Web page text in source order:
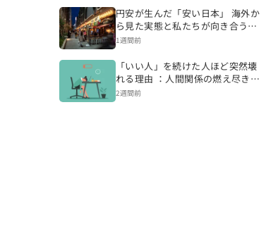
円安が生んだ「安い日本」 海外か
ら見た実態と私たちが向き合うべ
き現実
1週間前
「いい人」を続けた人ほど突然壊
れる理由 ：人間関係の燃え尽きが
起きるまで
2週間前